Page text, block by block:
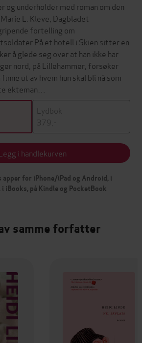
og underholder med roman om den
L. Kleve, Dagbladet
fortelling om
På et hotell i Skien sitter en
å glede seg over at han ikke har
nord, på Lillehammer, forsøker
ut av hvem hun skal bli nå som
ekteman…
Lydbok
379,-
i handlekurven
apper for iPhone/iPad og Android, i
iBooks, på Kindle og PocketBook
samme forfatter